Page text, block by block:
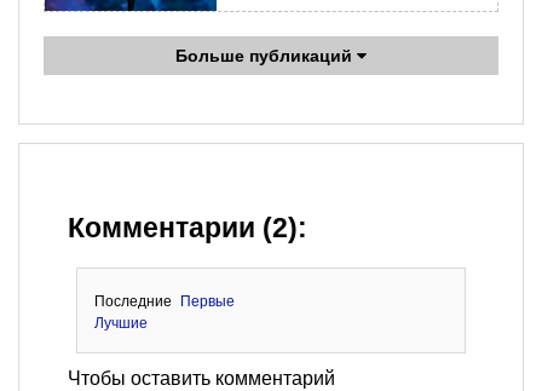
Больше публикаций
Комментарии (2):
Последние
Первые
Лучшие
Чтобы оставить комментарий